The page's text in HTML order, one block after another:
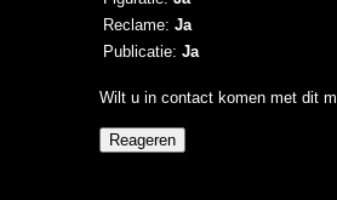
Reclame: Ja
Publicatie: Ja
Wilt u in contact komen met dit